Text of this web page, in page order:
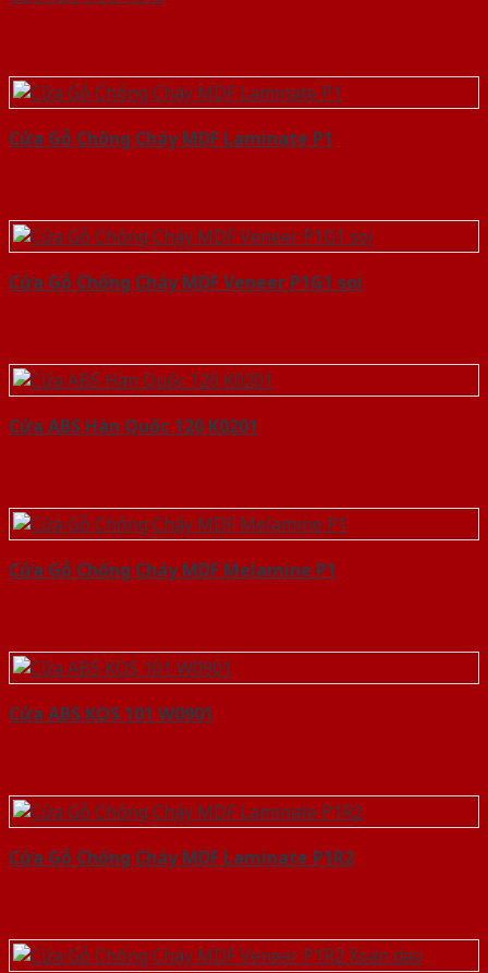
Cửa Gỗ Chống Cháy MDF Laminate P1
Cửa Gỗ Chống Cháy MDF Veneer P1G1 soi
Cửa ABS Hàn Quốc 120 K0201
Cửa Gỗ Chống Cháy MDF Melamine P1
Cửa ABS KOS 101 W0901
Cửa Gỗ Chống Cháy MDF Laminate P1R2